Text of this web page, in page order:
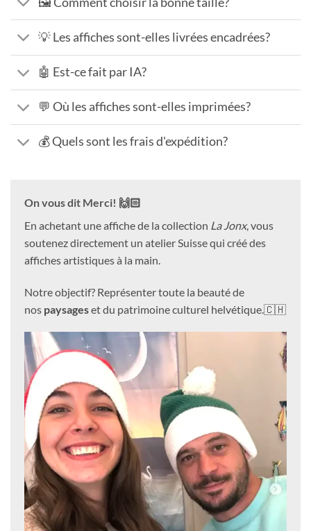
💡 Les affiches sont-elles livrées encadrées?
🤖 Est-ce fait par IA?
💬 Où les affiches sont-elles imprimées?
💰 Quels sont les frais d'expédition?
On vous dit Merci! 🙌🏻
En achetant une affiche de la collection La Jonx, vous
soutenez directement un atelier Suisse qui créé des
affiches artistiques à la main.
Notre objectif? Représenter toute la beauté de
nos paysageset du patrimoine culturel helvétique.🇨🇭